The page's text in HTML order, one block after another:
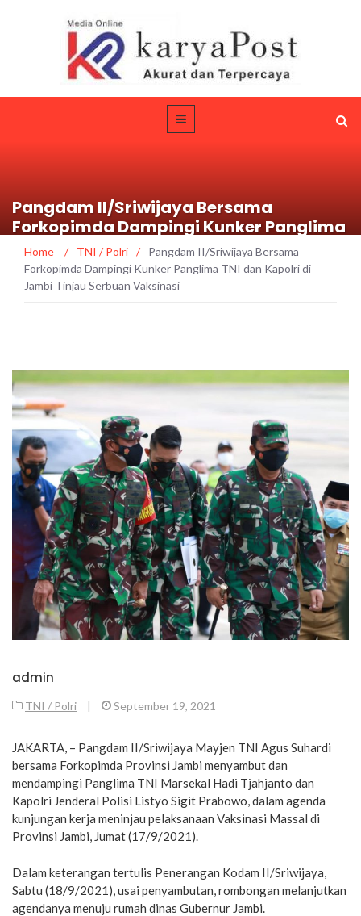
Pangdam II/Sriwijaya Bersama
Forkopimda Dampingi Kunker Panglima
TNI dan Kapolri di Jambi Tinjau Serbuan
Vaksinasi
Home / TNI / Polri /
Pangdam II/Sriwijaya Bersama
Forkopimda Dampingi Kunker Panglima TNI dan Kapolri di
Jambi Tinjau Serbuan Vaksinasi
admin
TNI / Polri | September 19, 2021
JAKARTA, – Pangdam II/Sriwijaya Mayjen TNI Agus Suhardi
bersama Forkopimda Provinsi Jambi menyambut dan
mendampingi Panglima TNI Marsekal Hadi Tjahjanto dan
Kapolri Jenderal Polisi Listyo Sigit Prabowo, dalam agenda
kunjungan kerja meninjau pelaksanaan Vaksinasi Massal di
Provinsi Jambi, Jumat (17/9/2021).
Dalam keterangan tertulis Penerangan Kodam II/Sriwijaya,
Sabtu (18/9/2021), usai penyambutan, rombongan melanjutkan
agendanya menuju rumah dinas Gubernur Jambi.